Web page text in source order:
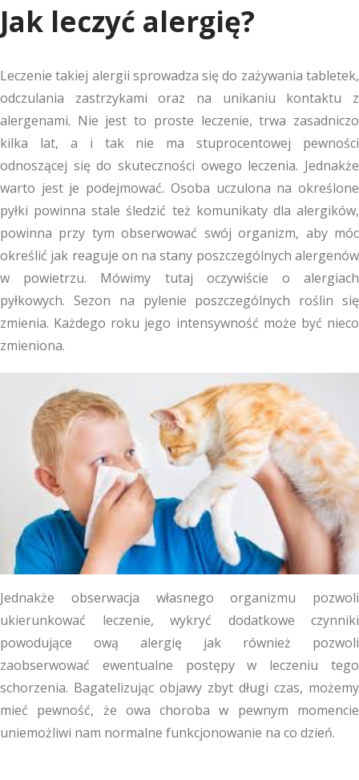
Jak leczyć alergię?
Leczenie takiej alergii sprowadza się do zażywania tabletek,
odczulania zastrzykami oraz na unikaniu kontaktu z
alergenami. Nie jest to proste leczenie, trwa zasadniczo
kilka lat, a i tak nie ma stuprocentowej pewności
odnoszącej się do skuteczności owego leczenia. Jednakże
warto jest je podejmować. Osoba uczulona na określone
pyłki powinna stale śledzić też komunikaty dla alergików,
powinna przy tym obserwować swój organizm, aby móc
określić jak reaguje on na stany poszczególnych alergenów
w powietrzu. Mówimy tutaj oczywiście o alergiach
pyłkowych. Sezon na pylenie poszczególnych roślin się
zmienia. Każdego roku jego intensywność może być nieco
zmieniona.
Jednakże obserwacja własnego organizmu pozwoli
ukierunkować leczenie, wykryć dodatkowe czynniki
powodujące ową alergię jak również pozwoli
zaobserwować ewentualne postępy w leczeniu tego
schorzenia. Bagatelizując objawy zbyt długi czas, możemy
mieć pewność, że owa choroba w pewnym momencie
uniemożliwi nam normalne funkcjonowanie na co dzień.